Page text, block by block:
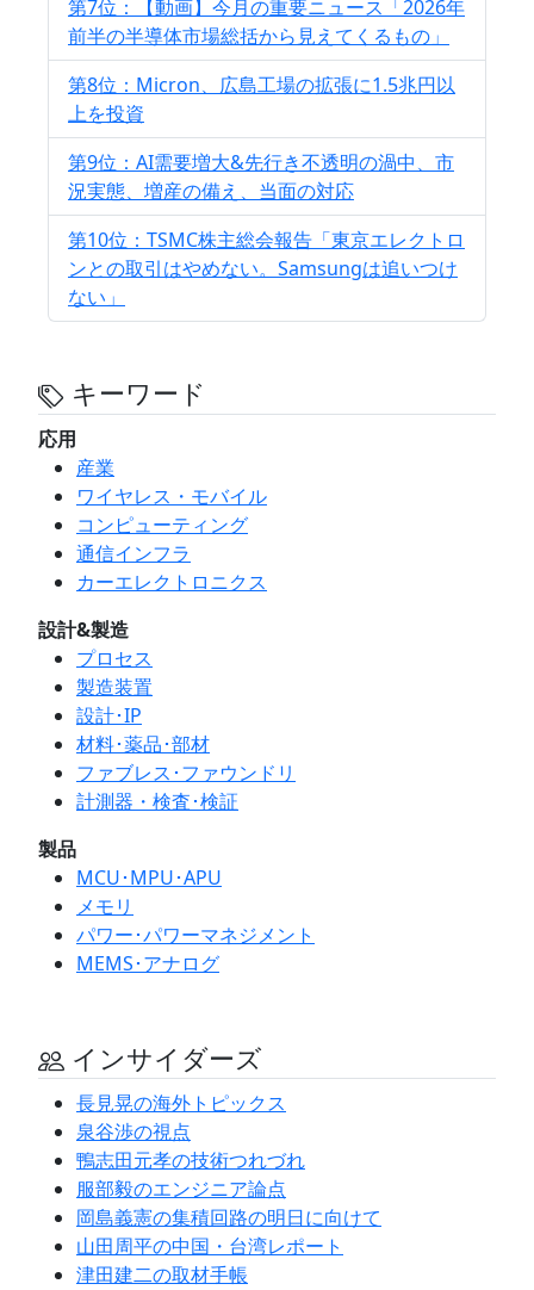
第7位：【動画】今月の重要ニュース「2026年
前半の半導体市場総括から見えてくるもの」
第8位：Micron、広島工場の拡張に1.5兆円以
上を投資
第9位：AI需要増大&先行き不透明の渦中、市
況実態、増産の備え、当面の対応
第10位：TSMC株主総会報告「東京エレクトロ
ンとの取引はやめない。Samsungは追いつけ
ない」
キーワード
応用
産業
ワイヤレス・モバイル
コンピューティング
通信インフラ
カーエレクトロニクス
設計&製造
プロセス
製造装置
設計･IP
材料･薬品･部材
ファブレス･ファウンドリ
計測器・検査･検証
製品
MCU･MPU･APU
メモリ
パワー･パワーマネジメント
MEMS･アナログ
インサイダーズ
長見晃の海外トピックス
泉谷渉の視点
鴨志田元孝の技術つれづれ
服部毅のエンジニア論点
岡島義憲の集積回路の明日に向けて
山田周平の中国・台湾レポート
津田建二の取材手帳